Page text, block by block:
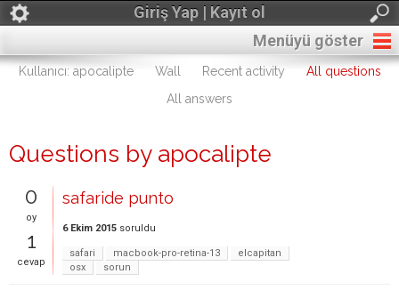
Giriş Yap | Kayıt ol
Menüyü göster
Kullanıcı: apocalipte Wall Recent activity
All questions
All answers
Questions by apocalipte
0
oy
1
cevap
safaride punto
6 Ekim 2015 soruldu
safari macbook-pro-retina-13
elcapitan
osx
sorun